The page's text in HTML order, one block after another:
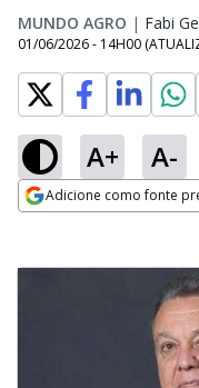
MUNDO AGRO | Fabi
01/06/2026 - 14H00
A+ A-
Adicione como fonte